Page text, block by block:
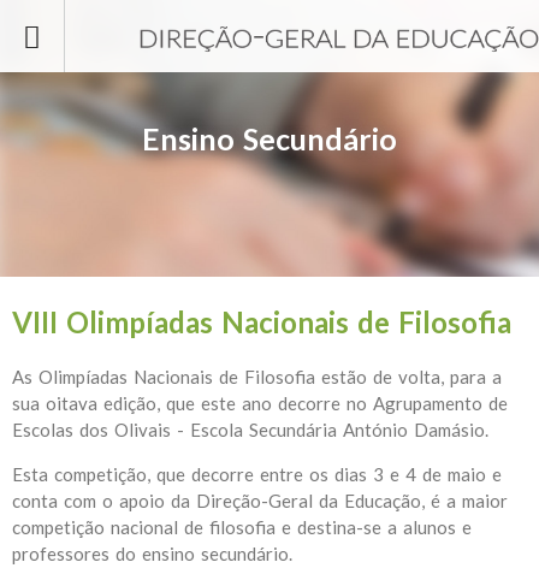
Ensino Secundário
VIII Olimpíadas Nacionais de Filosofia
As Olimpíadas Nacionais de Filosofia estão de volta, para a
sua oitava edição, que este ano decorre no Agrupamento de
Escolas dos Olivais - Escola Secundária António Damásio.
Esta competição, que decorre entre os dias 3 e 4 de maio e
conta com o apoio da Direção-Geral da Educação, é a maior
competição nacional de filosofia e destina-se a alunos e
professores do ensino secundário.